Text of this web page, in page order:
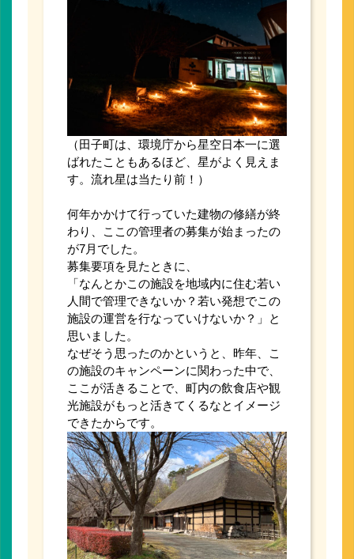
（田子町は、環境庁から星空日本一に選
ばれたこともあるほど、星がよく見えま
す。流れ星は当たり前！）
何年かかけて行っていた建物の修繕が終
わり、ここの管理者の募集が始まったの
が7月でした。
募集要項を見たときに、
「なんとかこの施設を地域内に住む若い
人間で管理できないか？若い発想でこの
施設の運営を行なっていけないか？」と
思いました。
なぜそう思ったのかというと、昨年、こ
の施設のキャンペーンに関わった中で、
ここが活きることで、町内の飲食店や観
光施設がもっと活きてくるなとイメージ
できたからです。